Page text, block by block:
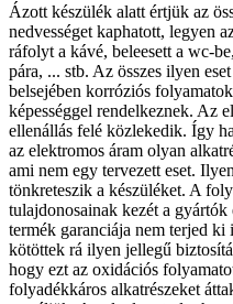
Ázott készülék alatt értjük az
nedvességet kaphatott, legyen
ráfolyt a kávé, beleesett a wc-
pára, ... stb. Az összes ilyen
belsejében korróziós
képességgel rendelkeznek. Az
ellenállás felé közlekedik. Így
az elektromos áram olyan
ami nem egy tervezett eset.
tönkreteszik a készüléket. A
tulajdonosainak kezét a
termék garanciája nem terjed ki
kötöttek rá ilyen jellegű
hogy ezt az oxidációs
folyadékkáros alkatrészeket